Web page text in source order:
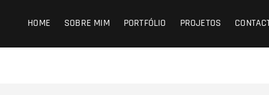
HOME SOBRE MIM PORTFÓLIO PROJETOS